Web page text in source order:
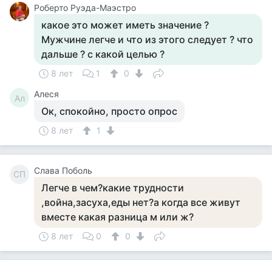
Роберто Руэда-Маэстро
какое это может иметь значение ?
Мужчине легче и что из этого следует ? что
дальше ? с какой целью ?
8 лет 1 0
Ал Алеся
Ок, спокойно, просто опрос
8 лет 1
СП Слава Поболь
Легче в чем?какие трудности
,война,засуха,еды нет?а когда все живут
вместе какая разница м или ж?
8 лет 0 0